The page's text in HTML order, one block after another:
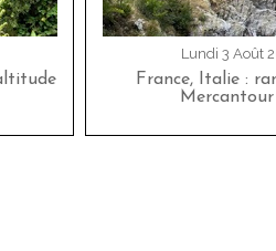
Lundi 3 Août
France, Italie :